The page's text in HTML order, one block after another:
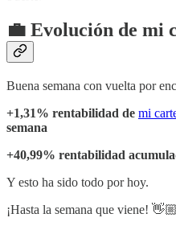
💼 Evolución de mi
Buena semana con vuelta por
+1,31% rentabilidad de mi
semana
+40,99% rentabilidad
Y esto ha sido todo por hoy.
¡Hasta la semana que viene! 👋🏼